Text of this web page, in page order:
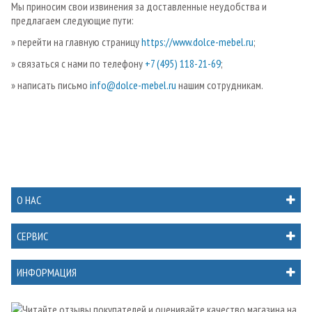
Мы приносим свои извинения за доставленные неудобства и
предлагаем следующие пути:
» перейти на главную страницуhttps://www.dolce-mebel.ru;
» связаться с нами по телефону +7 (495) 118-21-69;
» написать письмо info@dolce-mebel.ru нашим сотрудникам.
О НАС
СЕРВИС
ИНФОРМАЦИЯ